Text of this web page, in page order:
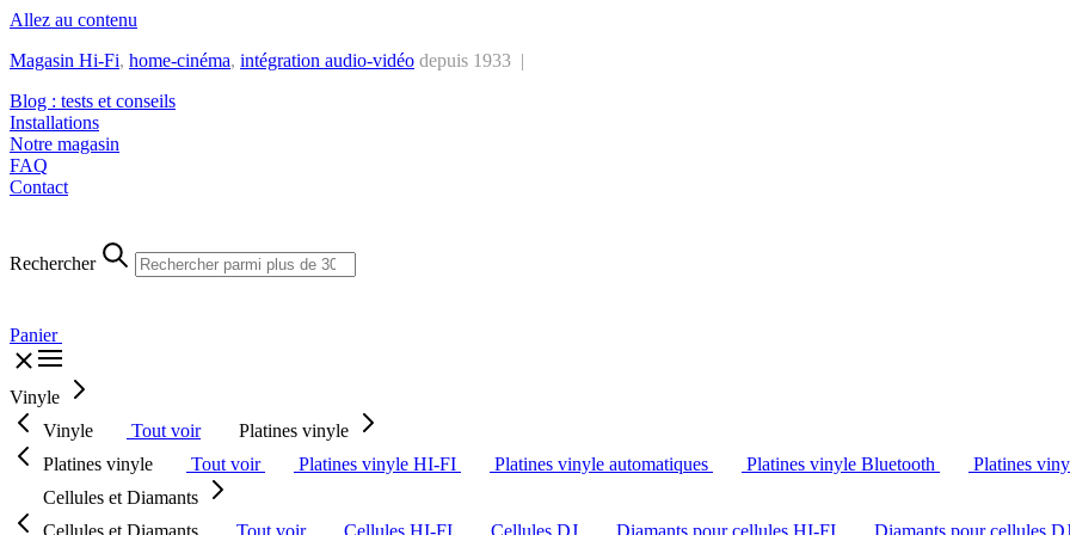
Allez au contenu
Magasin Hi-Fi, home-cinéma, intégration audio-vidéo depuis 1933 |
Blog : tests et conseils
Installations
Notre magasin
FAQ
Contact
Rechercher
Panier
Vinyle
Vinyle
Tout voir
Platines vinyle
Platines vinyle
Tout voir Platines vinyle HI-FI Platines vinyle automatiques Platines vinyle Bluetooth
Platines
Cellules et Diamants
Cellules et Diamants
Tout voir Cellules HI-FI Cellules DJ Diamants pour cellules HI-FI
Diamants pour cellules